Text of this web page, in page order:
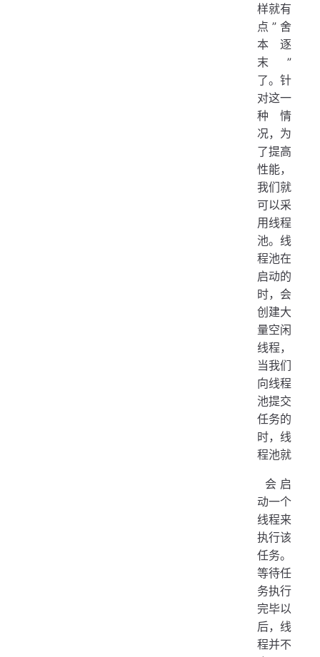
样就有
点”舍
本逐
末”
了。针
对这一
种情
况，为
了提高
性能，
我们就
可以采
用线程
池。线
程池在
启动的
时，会
创建大
量空闲
线程，
当我们
向线程
池提交
任务的
时，线
程池就
​ 会启
动一个
线程来
执行该
任务。
等待任
务执行
完毕以
后，线
程并不